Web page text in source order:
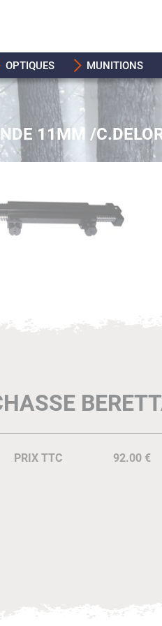
OPTIQUES MUNITIONS
11MM /
PRIX TTC 92.00 €